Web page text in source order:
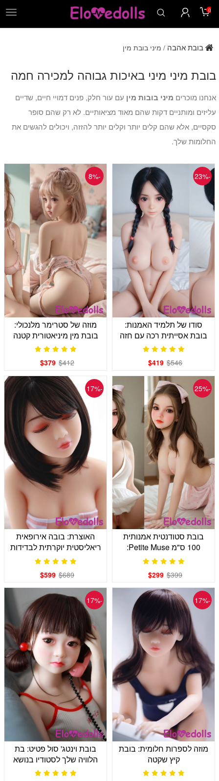
0
בובת אהבה / מיני בובת מין
בובת מיני מיני באיכות גבוהה למכירה חמה
אנחנו מוכרים מיני בובות מין עם עור חלק, פנים דמויי חיים, שדיים
עליזים ומותניים דקות שהם מאוד מציאותיים. לא רק שהם סופר
סקסיים, אלא שהם קלים יותר וקלים יותר להזזה, ויכולים להגשים את
החלומות שלך.
-23%
סודו של תלמיד האמנות:
בובת אסייתית רכה עם חזה
ג'לי בגודל 125 ס"מ
$546
$419
-8%
מוזה של סטרימר מלנכולי:
בובת מין מיניאטורית קטנה
בגודל 100 ס"מ - נוחות
$412
$379
-25%
בובת סטודנטית אמנותית
100 ס"מ Petite Muse:
ריאליסטית עם כוסות D רכות
$399
$299
-17%
האוצרת: בובה אירופאית
ריאליסטית יוקרתית לבדידות
מודרנית
$689
$599
-17%
מוזה לספרות חלומית: בובת
קיץ שקטה
-17%
בובת וינטג' סול פטיט: בת
הלוויה שלך לסטודיו בנושא
רטרו